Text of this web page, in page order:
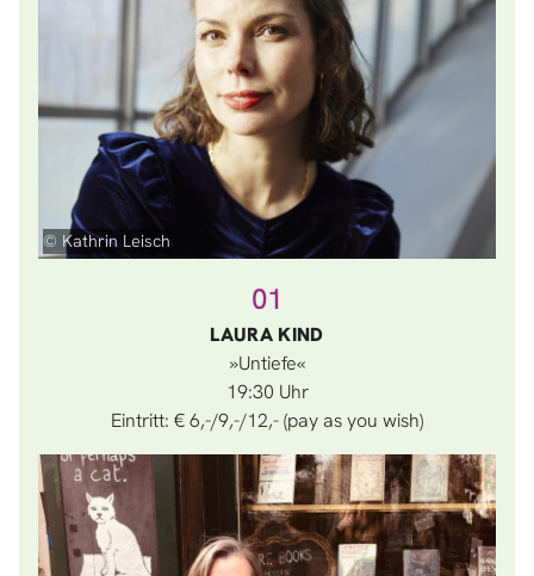
© Kathrin Leisch
01
LAURA KIND
»Untiefe«
19:30
Eintritt: € 6,-/9,-/12,- (pay as you wish)